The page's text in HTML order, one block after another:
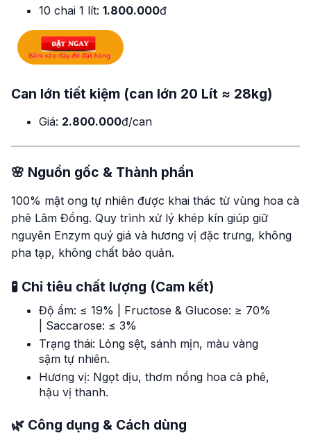
10 chai 1 lít: 1.800.000đ
Can lớn tiết kiệm (can lớn 20 Lít ≈ 28kg)
Giá: 2.800.000đ/can
🌸 Nguồn gốc & Thành phần
100% mật ong tự nhiên được khai thác từ vùng hoa cà
phê Lâm Đồng. Quy trình xử lý khép kín giúp giữ
nguyên Enzym quý giá và hương vị đặc trưng, không
pha tạp, không chất bảo quản.
🧪 Chỉ tiêu chất lượng (Cam kết)
Độ ẩm: ≤ 19% | Fructose & Glucose: ≥ 70%
| Saccarose: ≤ 3%
Trạng thái: Lỏng sệt, sánh mịn, màu vàng
sậm tự nhiên.
Hương vị: Ngọt dịu, thơm nồng hoa cà phê,
hậu vị thanh.
🌿 Công dụng & Cách dùng